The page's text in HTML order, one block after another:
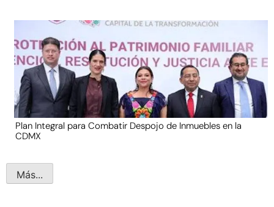
Plan Integral para Combatir Despojo de Inmuebles en la
CDMX
Más...